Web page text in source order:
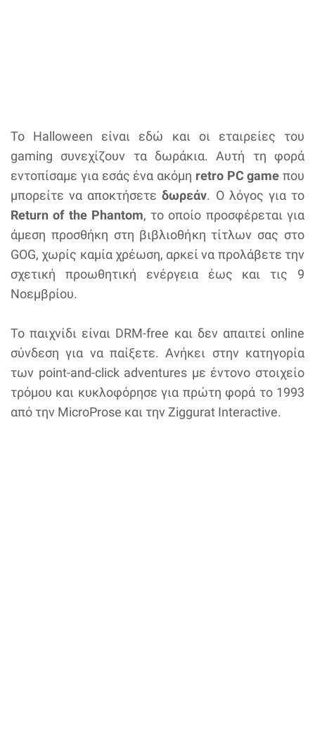
To Halloween είναι εδώ και οι εταιρείες του
gaming συνεχίζουν τα δωράκια. Αυτή τη φορά
εντοπίσαμε για εσάς ένα ακόμη retro PC game που
μπορείτε να αποκτήσετεδωρεάν. Ο λόγος για το
Return of the Phantom, το οποίο προσφέρεται για
άμεση προσθήκη στη βιβλιοθήκη τίτλων σας στο
GOG, χωρίς καμία χρέωση, αρκεί να προλάβετε την
σχετική προωθητική ενέργεια έως και τις 9
Νοεμβρίου.
Το παιχνίδι είναι DRM-free και δεν απαιτεί online
σύνδεση για να παίξετε. Ανήκει στην κατηγορία
των point-and-click adventures με έντονο στοιχείο
τρόμου και κυκλοφόρησε για πρώτη φορά το 1993
από την MicroProse και την Ziggurat Interactive.